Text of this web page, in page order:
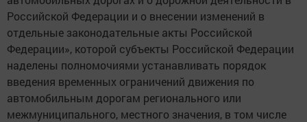
Российской Федерации и о внесении изменений в
отдельные законодательные акты Российской
Федерации», которой субъекты Российской Федерации
наделены полномочиями устанавливать порядок
введения временных ограничений движения по
автомобильным дорогам регионального или
межмуниципального, местного значения, в том числе